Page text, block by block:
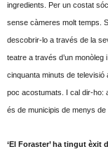
ingredients. Per un costat
sense càmeres molt temps.
descobrir-lo a través de la
teatre a través d’un monòleg
cinquanta minuts de televisió
poc acostumats. I cal dir-ho:
és de municipis de menys de
‘El Foraster’ ha tingut èxit